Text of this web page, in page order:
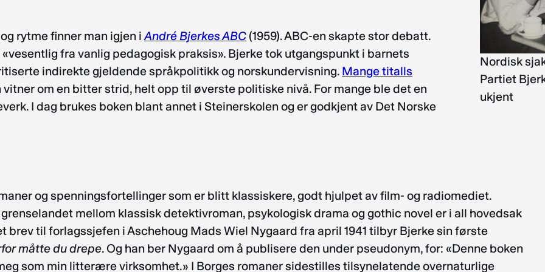
Nordisk
Partiet
ukjent
rytme finner man igjen iAndré Bjerkes ABC (1959). ABC-en skapte stor debatt.
fra vanlig pedagogisk praksis». Bjerke tok utgangspunkt i barnets
indirekte gjeldende språkpolitikk og norskundervisning. Mange titalls
om en bitter strid, helt opp til øverste politiske nivå. For mange ble det en
I dag brukes boken blant annet i Steinerskolen og er godkjent av Det Norske
og spenningsfortellinger som er blitt klassiskere, godt hjulpet av film- og radiomediet.
mellom klassisk detektivroman, psykologisk drama og gothic novel er i all hovedsak
brev til forlagssjefen i Aschehoug Mads Wiel Nygaard fra april 1941 tilbyr Bjerke sin første
måtte du drepe. Og han ber Nygaard om å publisere den under pseudonym, for: «Denne boken
som min litterære virksomhet.» I Borges romaner sidestilles tilsynelatende overnaturlige